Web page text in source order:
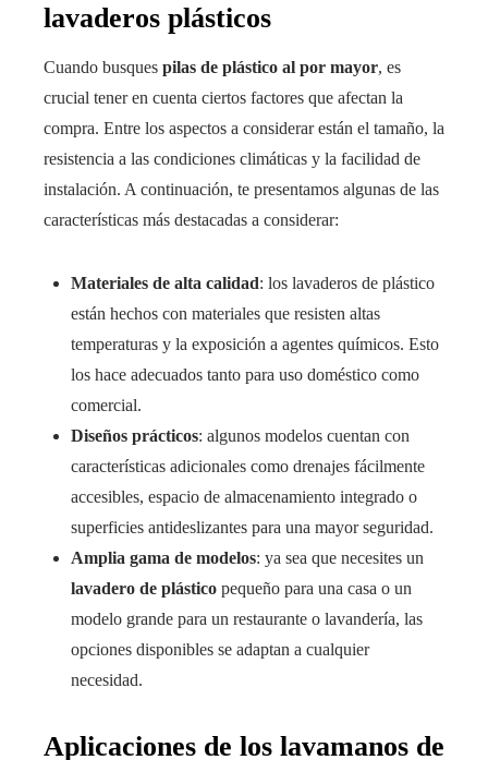
lavaderos plásticos
Cuando busques pilas de plástico al por mayor, es
crucial tener en cuenta ciertos factores que afectan la
compra. Entre los aspectos a considerar están el tamaño, la
resistencia a las condiciones climáticas y la facilidad de
instalación. A continuación, te presentamos algunas de las
características más destacadas a considerar:
Materiales de alta calidad: los lavaderos de plástico
están hechos con materiales que resisten altas
temperaturas y la exposición a agentes químicos. Esto
los hace adecuados tanto para uso doméstico como
comercial.
Diseños prácticos: algunos modelos cuentan con
características adicionales como drenajes fácilmente
accesibles, espacio de almacenamiento integrado o
superficies antideslizantes para una mayor seguridad.
Amplia gama de modelos: ya sea que necesites un
lavadero de plástico pequeño para una casa o un
modelo grande para un restaurante o lavandería, las
opciones disponibles se adaptan a cualquier
necesidad.
Aplicaciones de los lavamanos de